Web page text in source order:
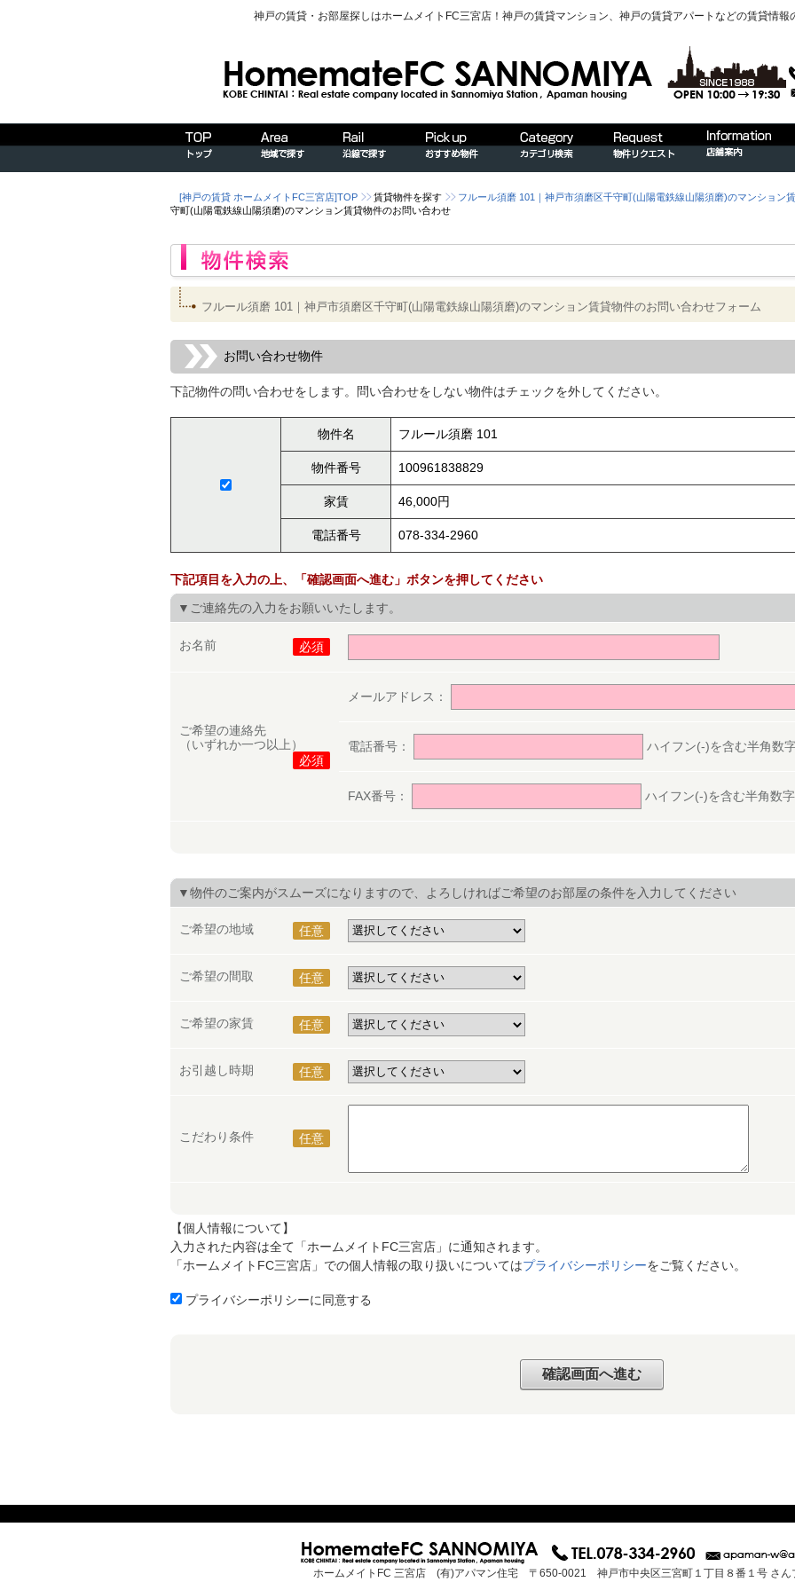
神戸の賃貸・お部屋探しはホームメイトFC三宮店！神戸の賃貸マンション、神戸の賃貸アパートなどの賃貸情報
[神戸の賃貸 ホームメイトFC三宮店]TOP 賃貸物件を探す フルール須磨 101｜神戸市須磨区千守町(山陽電鉄線山陽須磨)のマンション
守町(山陽電鉄線山陽須磨)のマンション賃貸物件のお問い合わせ
フルール須磨 101｜神戸市須磨区千守町(山陽電鉄線山陽須磨)のマンション賃貸物件のお問い合わせフォーム
お問い合わせ物件
下記物件の問い合わせをします。問い合わせをしない物件はチェックを外してください。
物件名 フルール須磨 101
物件番号 100961838829
家賃 46,000円
電話番号 078-334-2960
下記項目を入力の上、「確認画面へ進む」ボタンを押してください
▼ご連絡先の入力をお願いいたします。
お名前 必須
ご希望の連絡先
（いずれか一つ以上）
必須
メールアドレス：
電話番号： ハイフン(-)を含む半角数
FAX番号： ハイフン(-)を含む半角数
▼物件のご案内がスムーズになりますので、よろしければご希望のお部屋の条件を入力してください
ご希望の地域 任意
ご希望の間取 任意
ご希望の家賃 任意
お引越し時期 任意
こだわり条件 任意
【個人情報について】
入力された内容は全て「ホームメイトFC三宮店」に通知されます。
「ホームメイトFC三宮店」での個人情報の取り扱いについてはプライバシーポリシーをご覧ください。
プライバシーポリシーに同意する
ホームメイトFC 三宮店 (有)アパマン住宅 〒650-0021 神戸市中央区三宮町１丁目８番１号 さん